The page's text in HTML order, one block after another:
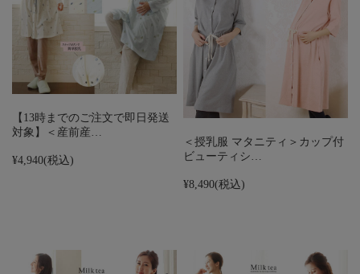
【13時までのご注文で即日発送
対象】＜産前産…
¥4,940(税込)
＜授乳服 マタニティ＞カップ付
ビューティシ…
¥8,490(税込)